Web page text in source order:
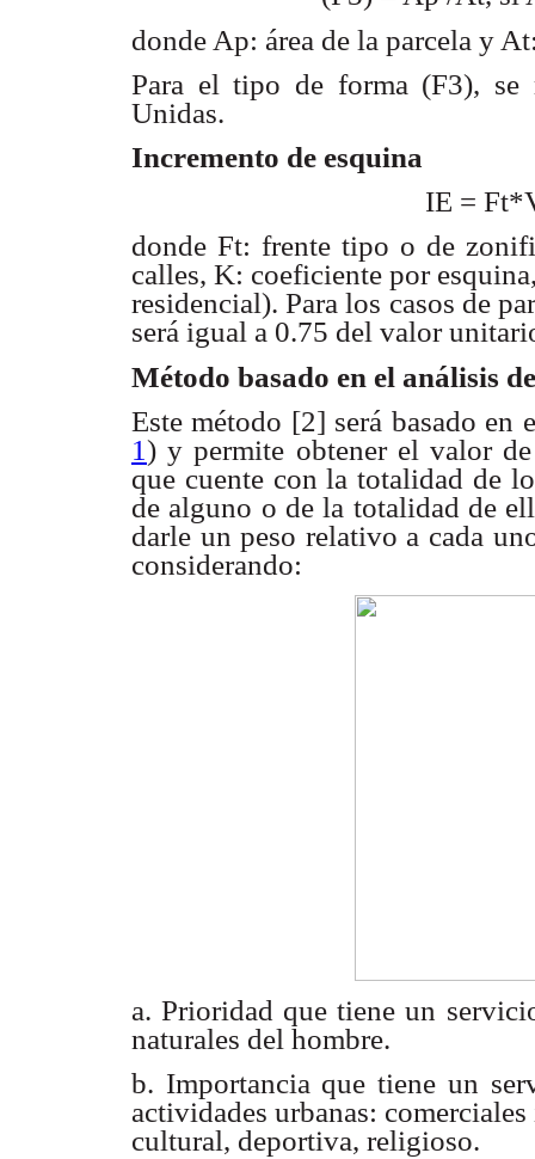
donde Ap: área de la parcela y
Para el tipo de forma (F3), se
Unidas.
Incremento de esquina
IE =
donde Ft: frente tipo o de
calles, K: coeficiente por
residencial). Para los casos de
será igual a 0.75 del valor
Método basado en el análisis
Este método [2] será basado en
1) y permite obtener el valor
que cuente con la totalidad de
de alguno o de la totalidad de
darle un peso relativo a cada
considerando:
a. Prioridad que tiene un
naturales del hombre.
b. Importancia que tiene un
actividades urbanas:
cultural, deportiva, religioso.